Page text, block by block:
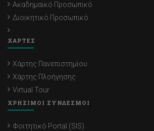
Ακαδημαϊκό Προσωπικό
Διοικητικό Προσωπικό
ΧΑΡΤΕΣ
Χάρτης Πανεπιστημίου
Χάρτης Πλοήγησης
Virtual Tour
ΧΡΗΣΙΜΟΙ ΣΥΝΔΕΣΜΟΙ
Φοιτητικό Portal (SIS)